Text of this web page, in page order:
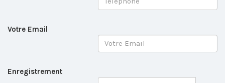
Votre Email
Enregistrement